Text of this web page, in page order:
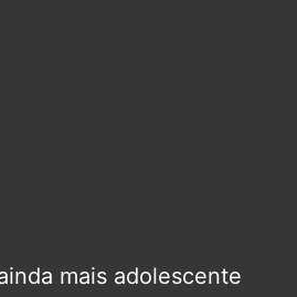
mais adolescente